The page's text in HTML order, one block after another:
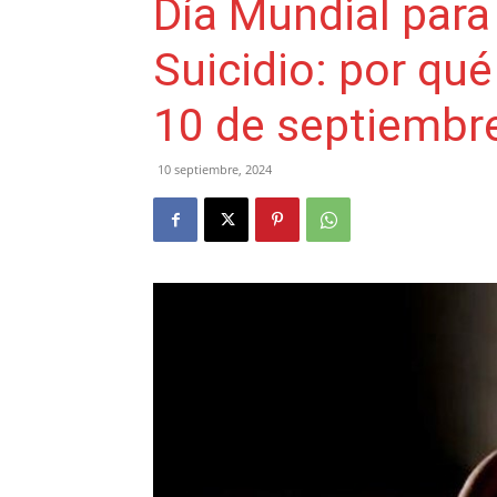
Día Mundial
Suicidio: por
10 de
10 septiembre, 2024